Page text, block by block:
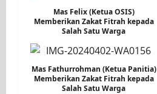
Mas Felix (Ketua OSIS)
Memberikan Zakat Fitrah kepada
Salah Satu Warga
Mas Fathurrohman (Ketua Panitia)
Memberikan Zakat Fitrah kepada
Salah Satu Warga